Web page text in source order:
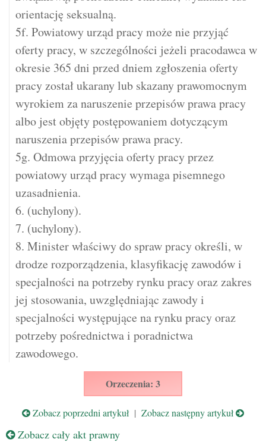
orientację seksualną.
5f. Powiatowy urząd pracy może nie przyjąć
oferty pracy, w szczególności jeżeli pracodawca w
okresie 365 dni przed dniem zgłoszenia oferty
pracy został ukarany lub skazany prawomocnym
wyrokiem za naruszenie przepisów prawa pracy
albo jest objęty postępowaniem dotyczącym
naruszenia przepisów prawa pracy.
5g. Odmowa przyjęcia oferty pracy przez
powiatowy urząd pracy wymaga pisemnego
uzasadnienia.
6. (uchylony).
7. (uchylony).
8. Minister właściwy do spraw pracy określi, w
drodze rozporządzenia, klasyfikację zawodów i
specjalności na potrzeby rynku pracy oraz zakres
jej stosowania, uwzględniając zawody i
specjalności występujące na rynku pracy oraz
potrzeby pośrednictwa i poradnictwa
zawodowego.
Orzeczenia: 3
Zobacz poprzedni artykuł | Zobacz następny artykuł
Zobacz cały akt prawny